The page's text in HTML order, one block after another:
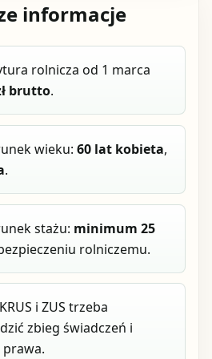
informacje
rolnicza od 1 marca
brutto.
wieku:60 lat kobieta,
.
stażu: minimum 25
rolniczemu.
i ZUS trzeba
zbieg świadczeń i